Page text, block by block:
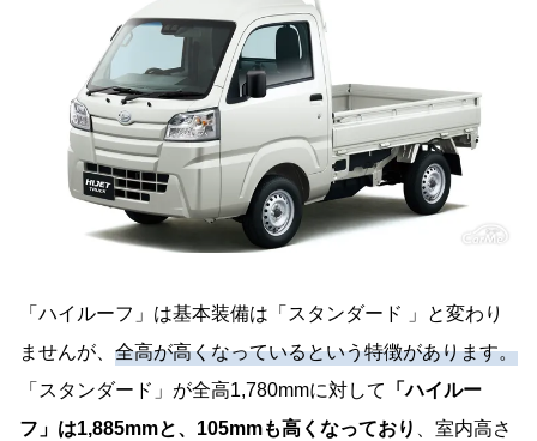
「ハイルーフ」は基本装備は「スタンダード 」と変わり
ませんが、 全高が高くなっているという特徴があります。
「スタンダード」が全高1,780mmに対して
「ハイルー
フ」は1,885mmと、105mmも高くなっており
、室内高さ